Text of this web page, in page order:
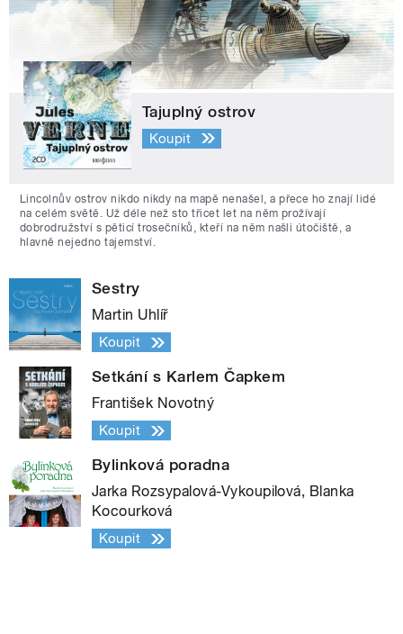
Tajuplný ostrov
Koupit
Lincolnův ostrov nikdo nikdy na mapě nenašel, a přece ho znají lidé
na celém světě. Už déle než sto třicet let na něm prožívají
dobrodružství s pěticí trosečníků, kteří na něm našli útočiště, a
hlavně nejedno tajemství.
Sestry
Martin Uhlíř
Koupit
Setkání s Karlem Čapkem
František Novotný
Koupit
Bylinková poradna
Jarka Rozsypalová-Vykoupilová, Blanka
Kocourková
Koupit